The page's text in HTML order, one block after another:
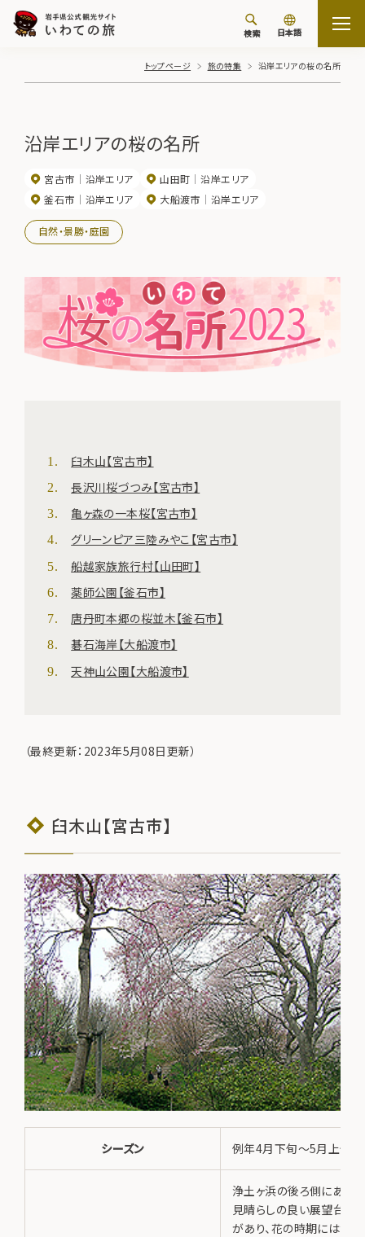
検索 日本語
トップページ 旅の特集 沿岸エリアの桜の名所
沿岸エリアの桜の名所
宮古市 沿岸エリア 山田町
沿岸エリア
釜石市
沿岸エリア 大船渡市 沿岸エリア
自然・景勝・庭園
臼木山【宮古市】
長沢川桜づつみ【宮古市】
亀ヶ森の一本桜【宮古市】
グリーンピア三陸みやこ【宮古市】
船越家族旅行村【山田町】
薬師公園【釜石市】
唐丹町本郷の桜並木【釜石市】
碁石海岸【大船渡市】
天神山公園【大船渡市】
（最終更新：2023年5月08日更新）
臼木山【宮古市】
シーズン 例年4月下旬～5月上旬
浄土ヶ浜の後ろ側にある
見晴らしの良い展望台や
があり、花の時期には浄